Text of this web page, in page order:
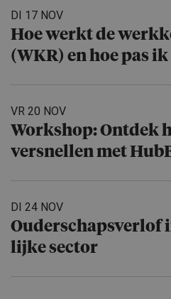
DI 17 NOV
Hoe werkt de
(WKR) en hoe pas ik
VR 20 NOV
Workshop: Ontdek
versnellen met
DI 24 NOV
Ouderschaps­verlof
lijke sector